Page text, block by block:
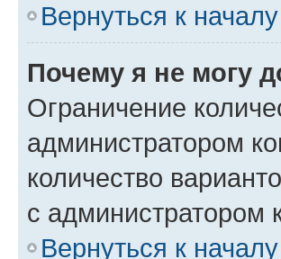
Вернуться к началу
Почему я не могу
Ограничение
администратором
количество
с администратором
Вернуться к началу